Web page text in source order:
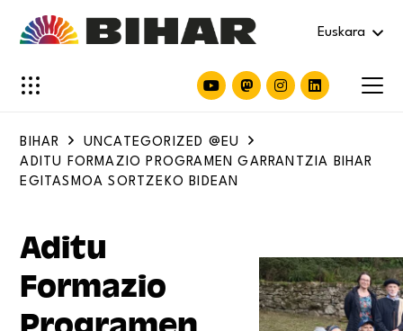
Euskara
BIHAR
UNCATEGORIZED @EU
ADITU FORMAZIO PROGRAMEN GARRANTZIA BIHAR
EGITASMOA SORTZEKO BIDEAN
Aditu
Formazio